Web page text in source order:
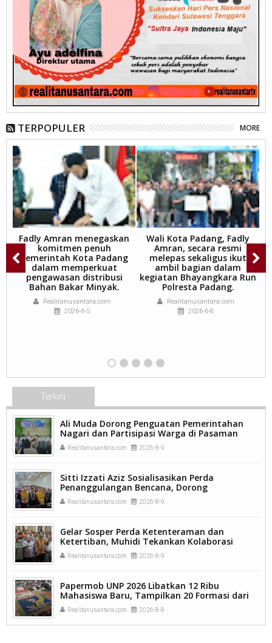
TERPOPULER MORE
Fadly Amran menegaskan
komitmen penuh
Pemerintah Kota Padang
dalam memperkuat
pengawasan distribusi
Bahan Bakar Minyak.
Realitanusantara.com
2026-6-5
Wali Kota Padang, Fadly
Amran, secara resmi
melepas sekaligus ikut
ambil bagian dalam
kegiatan Bhayangkara Run
Polresta Padang.
Realitanusantara.com
2026-6-8
Terkini
Ali Muda Dorong Penguatan Pemerintahan
Nagari dan Partisipasi Warga di Pasaman
Barat.
Realitanusantara.com 2026-8-9
Sitti Izzati Aziz Sosialisasikan Perda
Penanggulangan Bencana, Dorong
Masyarakat Ketaping Perkuat Kesiapsiagaan.
Realitanusantara.com 2026-8-9
Gelar Sosper Perda Ketenteraman dan
Ketertiban, Muhidi Tekankan Kolaborasi
Pemerintah dan Masyarakat.
Realitanusantara.com 2026-8-9
Papermob UNP 2026 Libatkan 12 Ribu
Mahasiswa Baru, Tampilkan 20 Formasi dari
9.250 Kavling.
Realitanusantara.com 2026-8-8